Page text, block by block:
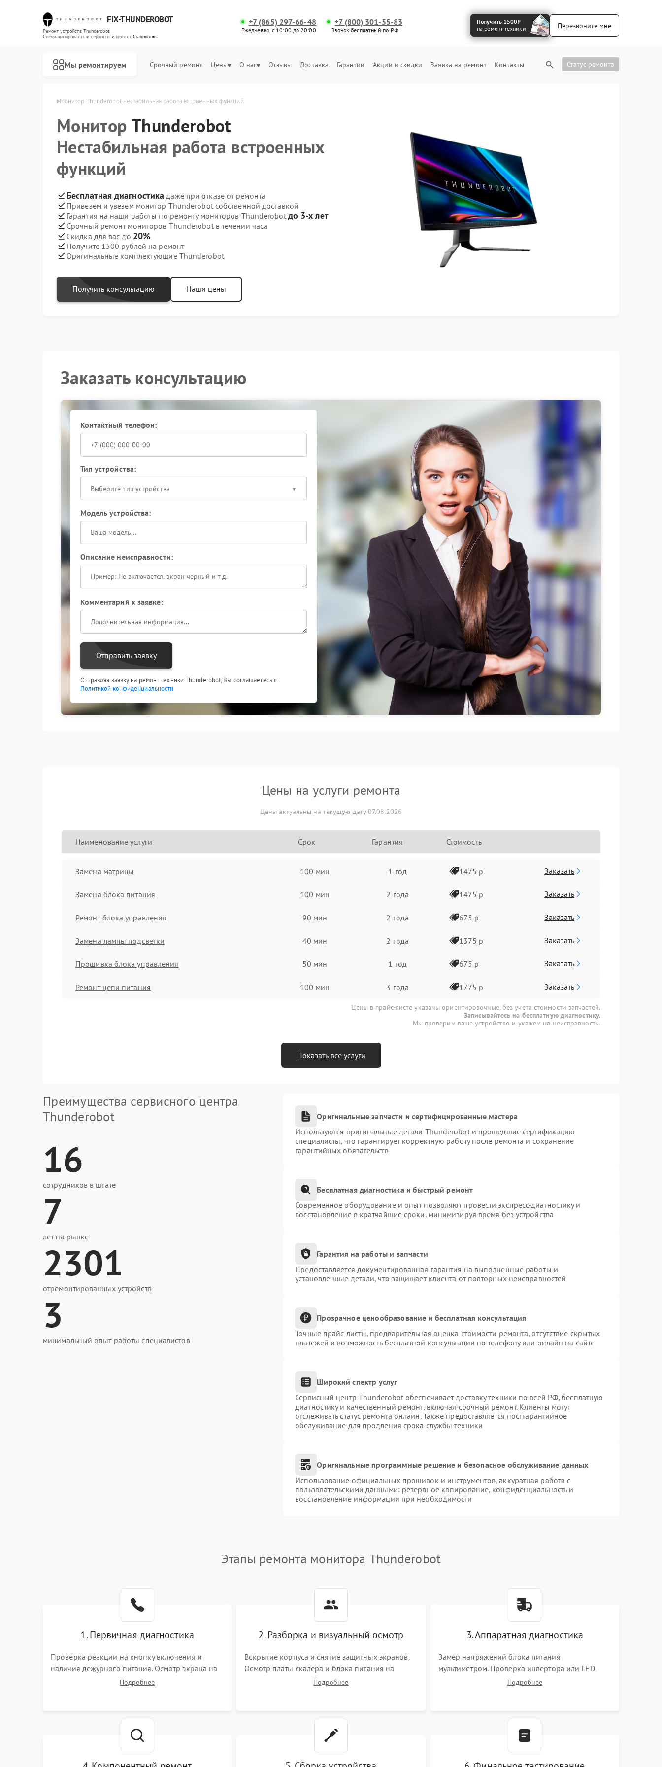
FIX-THUNDEROBOT
Ремонт устройств Thunderobot
Специализированный cервисный центр г.Ставрополь
+7 (865) 297-66-48
Ежедневно, с 10:00 до 20:00
+7 (800) 301-55-83
Звонок бесплатный по РФ
Получить 1500₽
на ремонт техники
Перезвоните мне
Мы ремонтируем Срочный ремонт Цены О нас Отзывы Доставка Гарантии Акции и скидки Заявка на ремонт Контакты Статус ремонта
Монитор Thunderobot нестабильная работа встроенных функций
Монитор Thunderobot
Нестабильная работа встроенных
функций
Бесплатная диагностика даже при отказе от ремонта
Привезем и увезем монитор Thunderobot собственной доставкой
Гарантия на наши работы по ремонту мониторов Thunderobot до 3-х лет
Срочный ремонт мониторов Thunderobot в течении часа
Скидка для вас до 20%
Получите 1500 рублей на ремонт
Оригинальные комплектующие Thunderobot
Получить консультацию Наши цены
Заказать консультацию
Контактный телефон:
Тип устройства:
Выберите тип устройства
Модель устройства:
Описание неисправности:
Комментарий к заявке:
Отправить заявку
Отправляя заявку на ремонт техники Thunderobot, Вы соглашаетесь с
Политикой конфиденциальности
Цены на услуги ремонта
Цены актуальны на текущую дату 07.08.2026
Наименование услуги Срок Гарантия Стоимость
Замена матрицы 100 мин 1 год 1475 р Заказать
Замена блока питания 100 мин 2 года 1475 р Заказать
Ремонт блока управления 90 мин 2 года 675 р Заказать
Замена лампы подсветки 40 мин 2 года 1375 р Заказать
Прошивка блока управления 50 мин 1 год 675 р Заказать
Ремонт цепи питания 100 мин 3 года 1775 р Заказать
Цены в прайс-листе указаны ориентировочные, без учета стоимости запчастей.
Записывайтесь на бесплатную диагностику.
Мы проверим ваше устройство и укажем на неисправность.
Показать все услуги
Преимущества сервисного центра
Thunderobot
16
сотрудников в штате
7
лет на рынке
2301
отремонтированных устройств
3
минимальный опыт работы специалистов
Оригинальные запчасти и сертифицированные мастера
Используются оригинальные детали Thunderobot и прошедшие сертификацию
специалисты, что гарантирует корректную работу после ремонта и сохранение
гарантийных обязательств
Бесплатная диагностика и быстрый ремонт
Современное оборудование и опыт позволяют провести экспресс-диагностику и
восстановление в кратчайшие сроки, минимизируя время без устройства
Гарантия на работы и запчасти
Предоставляется документированная гарантия на выполненные работы и
установленные детали, что защищает клиента от повторных неисправностей
Прозрачное ценообразование и бесплатная консультация
Точные прайс-листы, предварительная оценка стоимости ремонта, отсутствие скрытых
платежей и возможность бесплатной консультации по телефону или онлайн на сайте
Широкий спектр услуг
Сервисный центр Thunderobot обеспечивает доставку техники по всей РФ, бесплатную
диагностику и качественный ремонт, включая срочный ремонт. Клиенты могут
отслеживать статус ремонта онлайн. Также предоставляется постгарантийное
обслуживание для продления срока службы техники
Оригинальные программные решение и безопасное обслуживание данных
Использование официальных прошивок и инструментов, аккуратная работа с
пользовательскими данными: резервное копирование, конфиденциальность и
восстановление информации при необходимости
Этапы ремонта монитора Thunderobot
1. Первичная диагностика
Проверка реакции на кнопку включения и
наличия дежурного питания. Осмотр экрана на
механические повреждения. Подключение к ПК
Подробнее
2. Разборка и визуальный осмотр
Вскрытие корпуса и снятие защитных экранов.
Осмотр платы скалера и блока питания на
наличие вздутых конденсаторов, прогаров,
Подробнее
3. Аппаратная диагностика
Замер напряжений блока питания
мультиметром. Проверка инвертора или LED-
драйвера подсветки. Диагностика цепей
Подробнее